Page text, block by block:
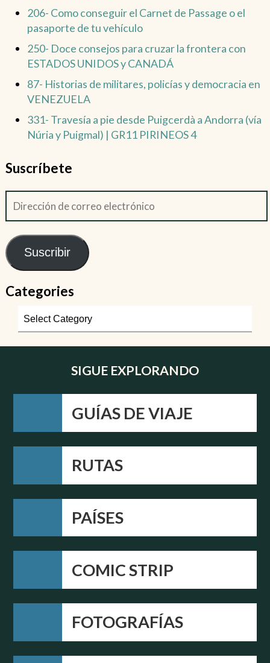
206- Como conseguir el Carnet de Passage o el
pasaporte de tu vehículo
250- Doce consejos para cruzar la frontera con
ESTADOS UNIDOS y CANADÁ
87- Historias de militares, policías y democracia en
VENEZUELA
331- Travesía a pie desde Puigcerdà a Andorra (vía
Núria y Puigmal) | GR11 PIRINEOS 4
Suscríbete
Suscribir
Categories
SIGUE EXPLORANDO
GUÍAS DE VIAJE
RUTAS
PAÍSES
COMIC STRIP
FOTOGRAFÍAS